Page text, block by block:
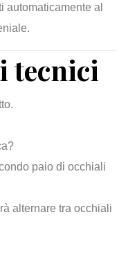
automaticamente al
tecnici
paio di occhiali
alternare tra occhiali